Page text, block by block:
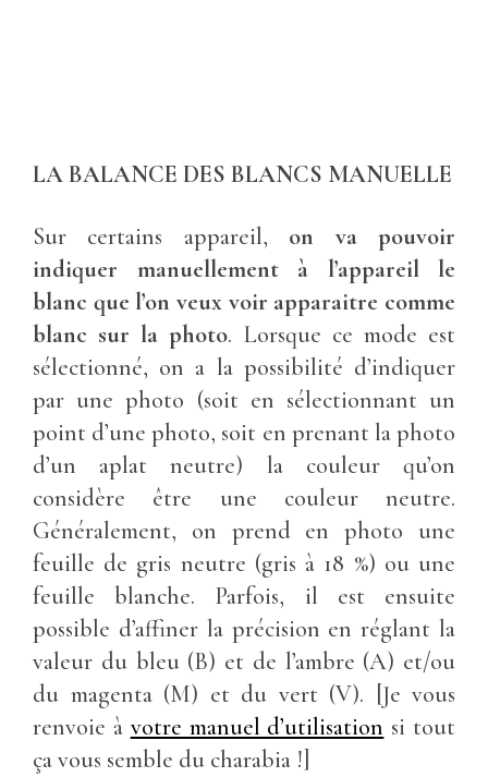
LA BALANCE DES BLANCS MANUELLE
Sur certains appareil, on va pouvoir
indiquer manuellement à l’appareil le
blanc que l’on veux voir apparaitre comme
blanc sur la photo. Lorsque ce mode est
sélectionné, on a la possibilité d’indiquer
par une photo (soit en sélectionnant un
point d’une photo, soit en prenant la photo
d’un aplat neutre) la couleur qu’on
considère être une couleur neutre.
Généralement, on prend en photo une
feuille de gris neutre (gris à 18 %) ou une
feuille blanche. Parfois, il est ensuite
possible d’affiner la précision en réglant la
valeur du bleu (B) et de l’ambre (A) et/ou
du magenta (M) et du vert (V). [Je vous
renvoie à votre manuel d’utilisation si tout
ça vous semble du charabia !]